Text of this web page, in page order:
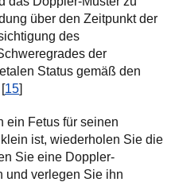
über den Zeitpunkt der
des
der
Status gemäß den
15]
ein Fetus für seinen
ist, wiederholen Sie die
Sie eine Doppler-
und verlegen Sie ihn